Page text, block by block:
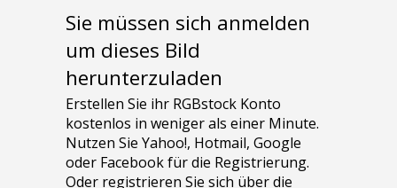
Sie müssen sich anmelden
um dieses Bild
herunterzuladen